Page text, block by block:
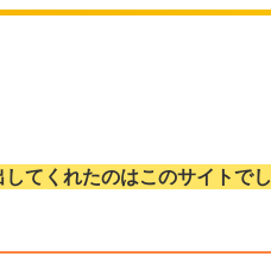
てくれたのはこのサイトでし